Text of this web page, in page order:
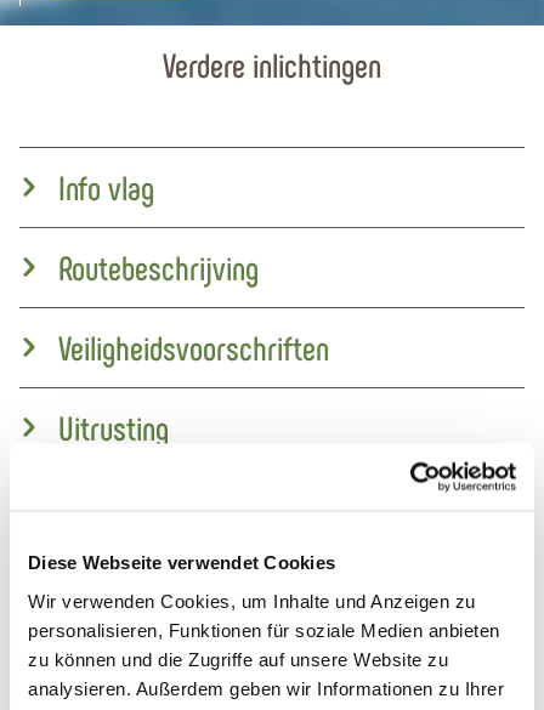
Diese Webseite verwendet Cookies
Wir verwenden Cookies, um Inhalte und Anzeigen zu
personalisieren, Funktionen für soziale Medien anbieten
zu können und die Zugriffe auf unsere Website zu
analysieren. Außerdem geben wir Informationen zu Ihrer
Lahnstein
Leer meer
Verdere inlichtingen
Info vlag
Veiligheidsvoorschriften
Uitrusting